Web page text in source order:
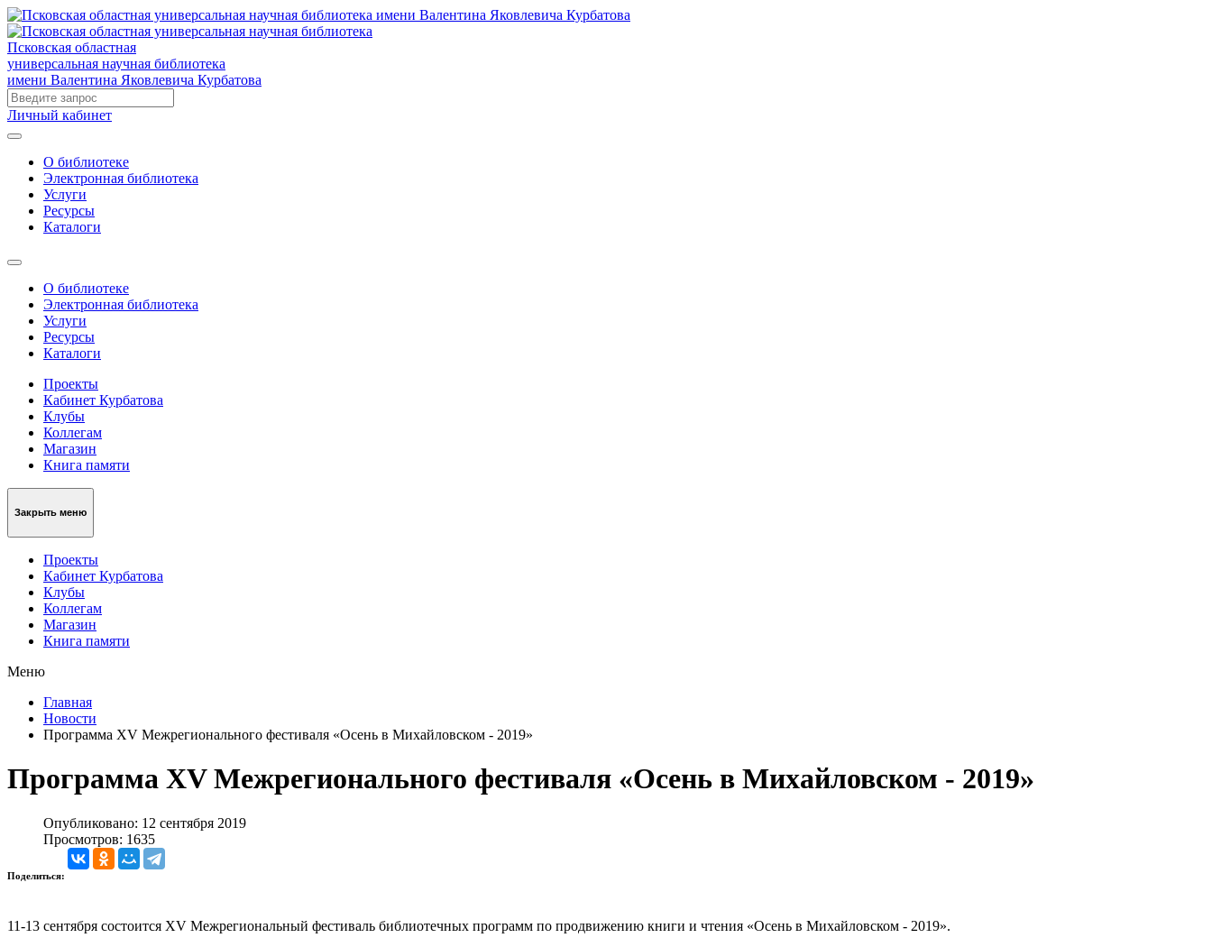
Псковская областная
универсальная научная библиотека
имени Валентина Яковлевича Курбатова
Личный кабинет
О библиотеке
Электронная библиотека
Услуги
Ресурсы
Каталоги
О библиотеке
Электронная библиотека
Услуги
Ресурсы
Каталоги
Проекты
Кабинет Курбатова
Клубы
Коллегам
Магазин
Книга памяти
Закрыть меню
Проекты
Кабинет Курбатова
Клубы
Коллегам
Магазин
Книга памяти
Меню
Главная
Новости
Программа XV Межрегионального фестиваля «Осень в Михайловском - 2019»
Программа XV Межрегионального фестиваля «Осень в Михайловском - 2019»
Опубликовано: 12 сентября 2019
Просмотров: 1635
Поделиться:
11-13 сентября состоится XV Межрегиональный фестиваль библиотечных программ по продвижению книги и чтения «Осень в Михайловском - 2019».